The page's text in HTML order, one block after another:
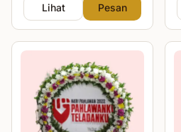
Lihat Pesan